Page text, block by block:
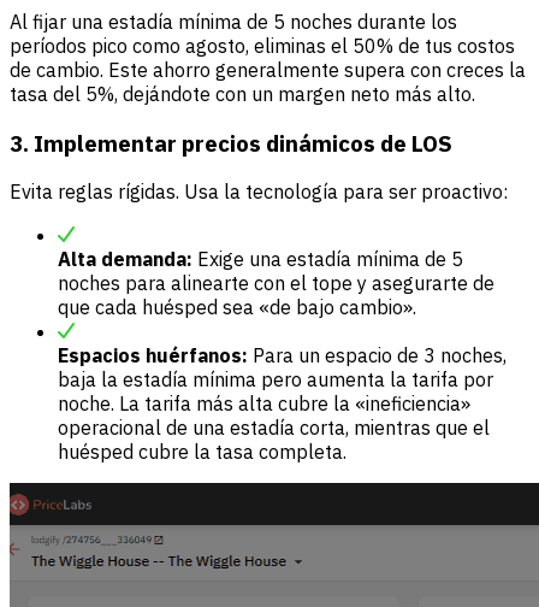
Al fijar una estadía mínima de 5 noches durante los
períodos pico como agosto, eliminas el 50% de tus costos
de cambio. Este ahorro generalmente supera con creces la
tasa del 5%, dejándote con un margen neto más alto.
3. Implementar precios dinámicos de LOS
Evita reglas rígidas. Usa la tecnología para ser proactivo:
Alta demanda: Exige una estadía mínima de 5
noches para alinearte con el tope y asegurarte de
que cada huésped sea «de bajo cambio».
Espacios huérfanos: Para un espacio de 3 noches,
baja la estadía mínima pero aumenta la tarifa por
noche. La tarifa más alta cubre la «ineficiencia»
operacional de una estadía corta, mientras que el
huésped cubre la tasa completa.